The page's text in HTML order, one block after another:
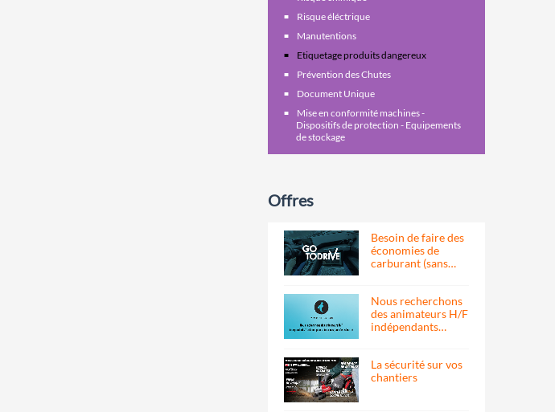
Risque éléctrique
Manutentions
Etiquetage produits dangereux
Prévention des Chutes
Document Unique
Mise en conformité machines -
Dispositifs de protection - Equipements
de stockage
Offres
Besoin de faire des
économies de
carburant (sans…
Nous recherchons
des animateurs H/F
indépendants…
La sécurité sur vos
chantiers